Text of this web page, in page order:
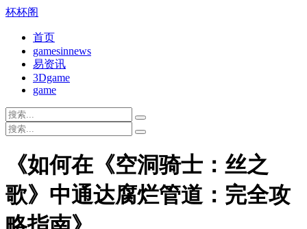
杯杯阁
首页
gamesinnews
易资讯
3Dgame
game
《如何在《空洞骑士：丝之
歌》中通达腐烂管道：完全攻